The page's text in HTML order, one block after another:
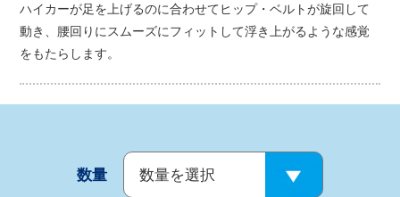
ハイカーが足を上げるのに合わせてヒップ・ベルトが旋回して
動き、腰回りにスムーズにフィットして浮き上がるような感覚
をもたらします。
数量